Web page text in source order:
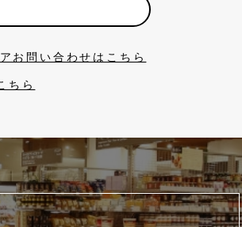
お問い合わせはこちら
ちら